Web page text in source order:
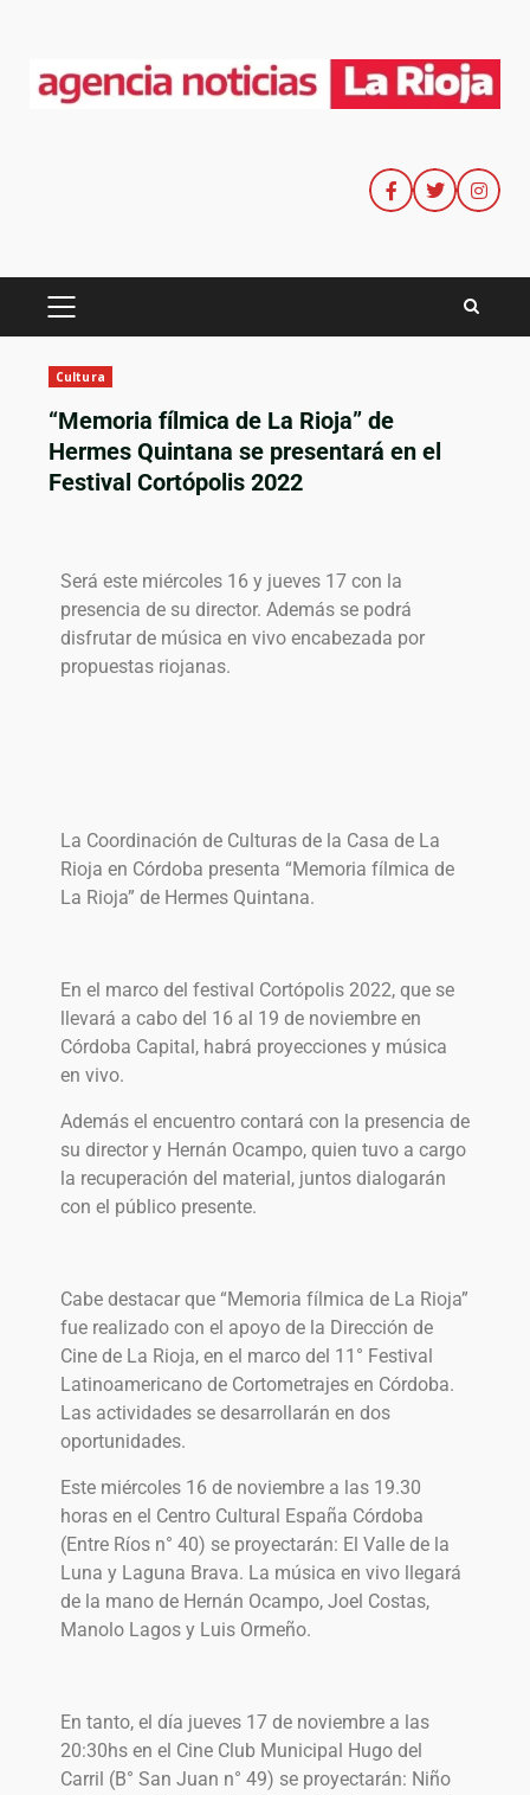
Cultura
“Memoria fílmica de La Rioja” de
Hermes Quintana se presentará en el
Festival Cortópolis 2022
Será este miércoles 16 y jueves 17 con la
presencia de su director. Además se podrá
disfrutar de música en vivo encabezada por
propuestas riojanas.
La Coordinación de Culturas de la Casa de La
Rioja en Córdoba presenta “Memoria fílmica de
La Rioja” de Hermes Quintana.
En el marco del festival Cortópolis 2022, que se
llevará a cabo del 16 al 19 de noviembre en
Córdoba Capital, habrá proyecciones y música
en vivo.
Además el encuentro contará con la presencia de
su director y Hernán Ocampo, quien tuvo a cargo
la recuperación del material, juntos dialogarán
con el público presente.
Cabe destacar que “Memoria fílmica de La Rioja”
fue realizado con el apoyo de la Dirección de
Cine de La Rioja, en el marco del 11° Festival
Latinoamericano de Cortometrajes en Córdoba.
Las actividades se desarrollarán en dos
oportunidades.
Este miércoles 16 de noviembre a las 19.30
horas en el Centro Cultural España Córdoba
(Entre Ríos n° 40) se proyectarán: El Valle de la
Luna y Laguna Brava. La música en vivo llegará
de la mano de Hernán Ocampo, Joel Costas,
Manolo Lagos y Luis Ormeño.
En tanto, el día jueves 17 de noviembre a las
20:30hs en el Cine Club Municipal Hugo del
Carril (B° San Juan n° 49) se proyectarán: Niño